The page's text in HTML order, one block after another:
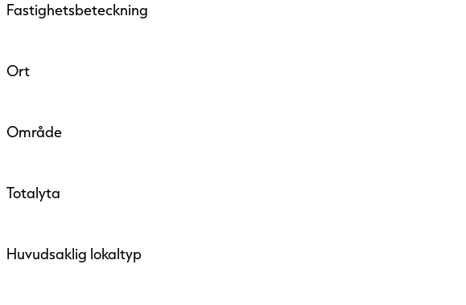
Fastighetsbeteckning
Ort
Område
Totalyta
Huvudsaklig lokaltyp